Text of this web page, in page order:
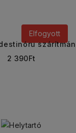
Elfogyott
2 390Ft